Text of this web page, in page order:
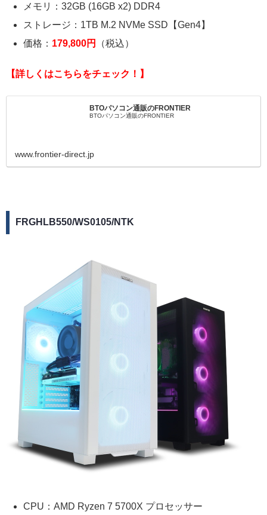
メモリ：32GB (16GB x2) DDR4
ストレージ：1TB M.2 NVMe SSD【Gen4】
価格： 179,800円 （税込）
【詳しくはこちらをチェック！】
BTOパソコン通販のFRONTIER
BTOパソコン通販のFRONTIER
www.frontier-direct.jp
FRGHLB550/WS0105/NTK
CPU：AMD Ryzen 7 5700X プロセッサー